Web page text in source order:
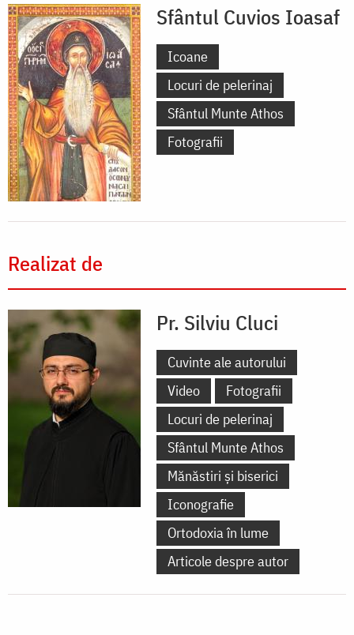
Sfântul Cuvios Ioasaf
Icoane
Locuri de pelerinaj
Sfântul Munte Athos
Fotografii
Realizat de
Pr. Silviu Cluci
Cuvinte ale autorului
Video
Fotografii
Locuri de pelerinaj
Sfântul Munte Athos
Mănăstiri și biserici
Iconografie
Ortodoxia în lume
Articole despre autor